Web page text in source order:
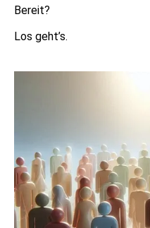
Bereit?
Los geht’s.